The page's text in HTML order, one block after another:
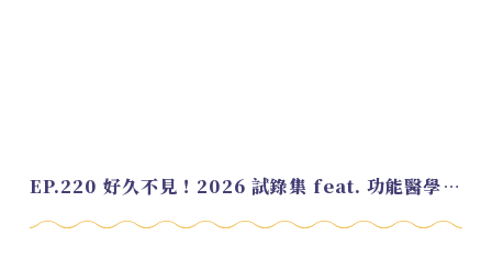
EP.220 好久不見！2026 試錄集 feat. 功能醫學營養師 美寶